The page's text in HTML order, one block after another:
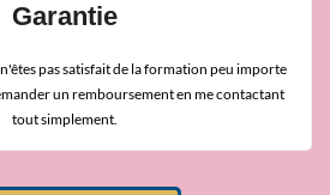
Garantie
pas satisfait de la formation peu importe
un remboursement en me contactant
tout simplement.